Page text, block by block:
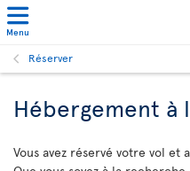
Menu
Réserver
Hébergement à
Vous avez réservé votre vol et